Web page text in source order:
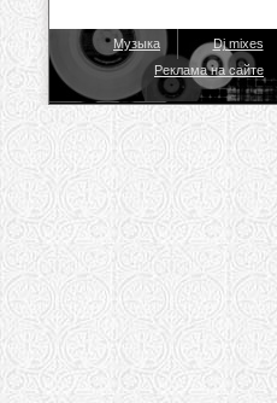
Музыка Dj mixes
Реклама на сайте